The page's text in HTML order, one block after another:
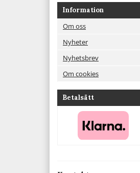
Information
Om oss
Nyheter
Nyhetsbrev
Om cookies
Betalsätt